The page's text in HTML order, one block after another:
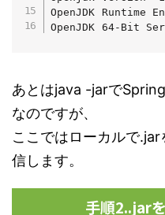
OpenJDK Runtime
OpenJDK 64-Bit
あとはjava -jarで
なのですが、
ここではローカルで
信します。
手順2..jar